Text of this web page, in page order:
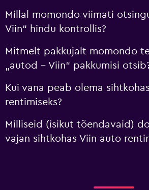
Millal momondo viimati
Viin“ hindu kontrollis?
Mitmelt pakkujalt momondo
„autod – Viin“ pakkumisi
Kui vana peab olema
rentimiseks?
Milliseid (isikut tõendavaid)
vajan sihtkohas Viin auto